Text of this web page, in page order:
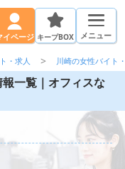
イページ キープBOX メニュー
・求人 川崎の女性バイト
一覧｜オフィスな